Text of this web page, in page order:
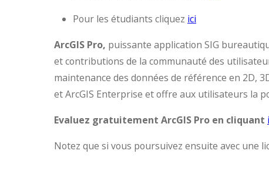
Pour les étudiants cliquez ici
ArcGIS Pro, puissante application SIG
et contributions de la communauté des
maintenance des données de référence en 2D,
et ArcGIS Enterprise et offre aux utilisateurs la
Evaluez gratuitement ArcGIS Pro en cliquant
Notez que si vous poursuivez ensuite avec une